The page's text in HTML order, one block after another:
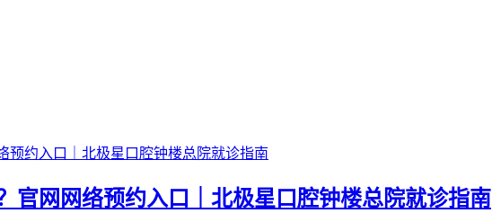
官网网络预约入口｜北极星口腔钟楼总院就诊指南